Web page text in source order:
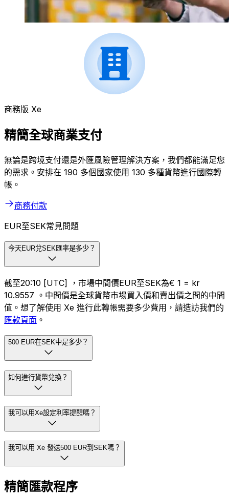
商務版 Xe
精簡全球商業支付
無論是跨境支付還是外匯風險管理解決方案，我們都能滿足您
的需求。安排在 190 多個國家使用 130 多種貨幣進行國際轉
帳。
商務付款
EUR至SEK常見問題
今天EUR兌SEK匯率是多少？
截至20:10 [UTC] ，市場中間價EUR至SEK為€ 1 = kr
10.9557 。中間價是全球貨幣市場買入價和賣出價之間的中間
值。想了解使用 Xe 進行此轉帳需要多少費用，請造訪我們的
匯款頁面 。
500 EUR在SEK中是多少？
如何進行貨幣兌換？
我可以用Xe設定利率提醒嗎？
我可以用 Xe 發送500 EUR到SEK嗎？
精簡匯款程序